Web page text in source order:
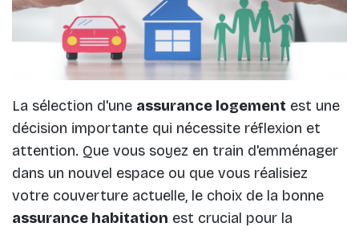
La sélection d'une assurance logement est une
décision importante qui nécessite réflexion et
attention. Que vous soyez en train d'emménager
dans un nouvel espace ou que vous réalisiez
votre couverture actuelle, le choix de la bonne
assurance habitation est crucial pour la